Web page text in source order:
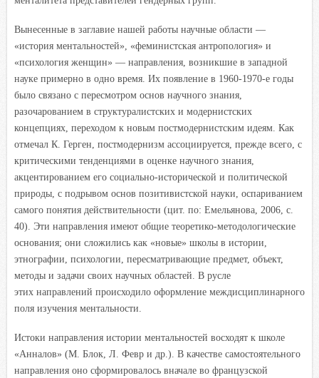
Вынесенные в заглавие нашей работы научные области —
«история ментальностей», «феминистская антропология» и
«психология женщин» — направления, возникшие в западной
науке примерно в одно время. Их появление в 1960-1970-е годы
было связано с пересмотром основ научного знания,
разочарованием в структуралистских и модернистских
концепциях, переходом к новым постмодернистским идеям. Как
отмечал К. Герген, постмодернизм ассоциируется, прежде всего, с
критическими тенденциями в оценке научного знания,
акцентированием его социально-исторической и политической
природы, с подрывом основ позитивистской науки, оспариванием
самого понятия действительности (цит. по: Емельянова, 2006, с.
40). Эти направления имеют общие теоретико-методологические
основания; они сложились как «новые» школы в истории,
этнографии, психологии, пересматривающие предмет, объект,
методы и задачи своих научных областей. В русле
этих направлений происходило оформление междисциплинарного
поля изучения ментальности.
Истоки направления истории ментальностей восходят к школе
«Анналов» (М. Блок, Л. Февр и др.). В качестве самостоятельного
направления оно сформировалось вначале во французской